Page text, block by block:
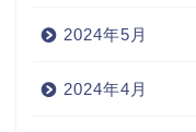
2024年5月
2024年4月